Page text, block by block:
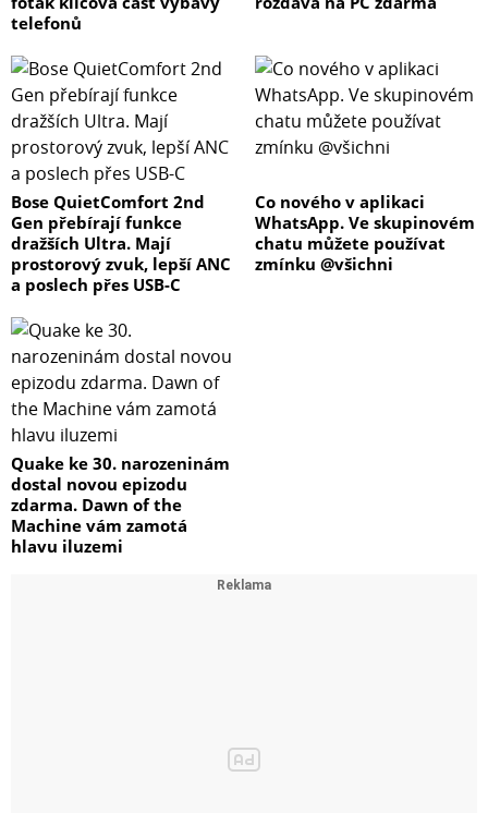
telefonů
Bose QuietComfort 2nd
Gen přebírají funkce
dražších Ultra. Mají
prostorový zvuk, lepší ANC
a poslech přes USB-C
Co nového v aplikaci
WhatsApp. Ve skupinovém
chatu můžete používat
zmínku @všichni
Quake ke 30. narozeninám
dostal novou epizodu
zdarma. Dawn of the
Machine vám zamotá
hlavu iluzemi